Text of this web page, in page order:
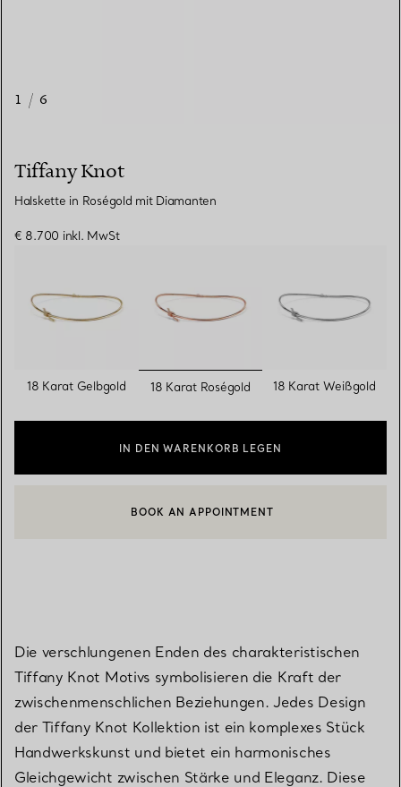
1 / 6
Tiffany Knot
Halskette in Roségold mit Diamanten
€ 8.700 inkl. MwSt
18 Karat Gelbgold ausgewählt
18 Karat Roségold 18 Karat Weißgold
IN DEN WARENKORB LEGEN
EINEN KUNDENBERATER KONTAKTIEREN ODER EINEN
BOOK AN APPOINTMENT
Die verschlungenen Enden des charakteristischen
Tiffany Knot Motivs symbolisieren die Kraft der
zwischenmenschlichen Beziehungen. Jedes Design
der Tiffany Knot Kollektion ist ein komplexes Stück
Handwerkskunst und bietet ein harmonisches
Gleichgewicht zwischen Stärke und Eleganz. Diese